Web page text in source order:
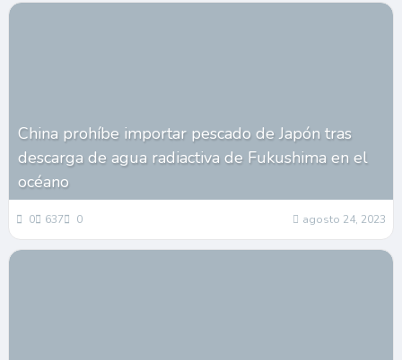
China prohíbe importar pescado de Japón tras
descarga de agua radiactiva de Fukushima en el
océano
0 637 0 agosto 24, 2023